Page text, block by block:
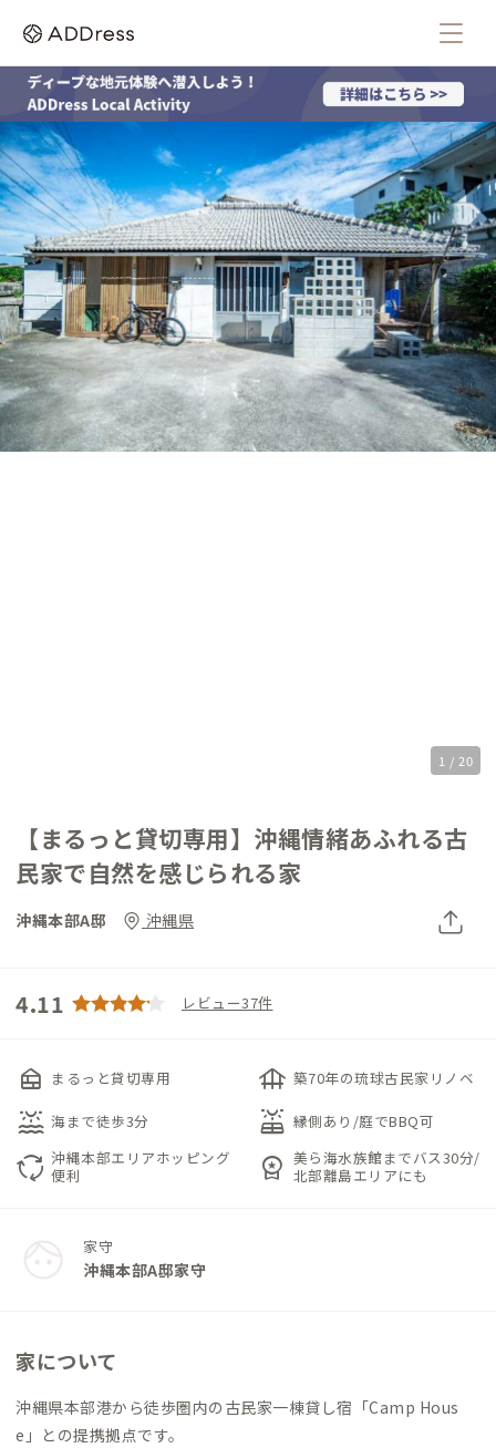
1 / 20
【まるっと貸切専用】沖縄情緒あふれる古
民家で自然を感じられる家
沖縄本部A邸 沖縄県
4.11 レビュー37件
nest_multi_room まるっと貸切専用 foundation 築70年の琉球古民家リノベ
water_lux 海まで徒歩3分 solar_power 縁側あり/庭でBBQ可
cycle 沖縄本部エリアホッピング
便利
workspace_premium 美ら海水族館までバス30分/
北部離島エリアにも
家守
沖縄本部A邸家守
家について
沖縄県本部港から徒歩圏内の古民家一棟貸し宿「Camp Hous
e」との提携拠点です。